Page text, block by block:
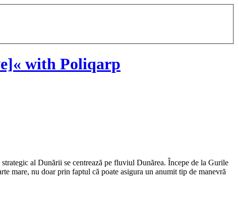
with Poliqarp
al Dunării se centrează pe fluviul Dunărea. Începe de la Gurile
mare, nu doar prin faptul că poate asigura un anumit tip de manevră